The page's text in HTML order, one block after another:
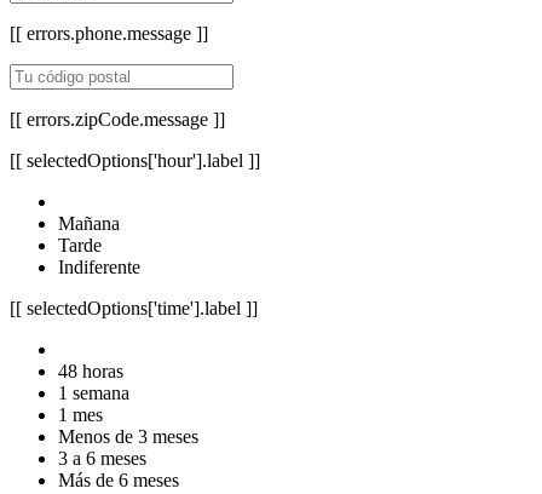
[[ errors.phone.message ]]
[[ errors.zipCode.message ]]
[[ selectedOptions['hour'].label ]]
Mañana
Tarde
Indiferente
[[ selectedOptions['time'].label ]]
48 horas
1 semana
1 mes
Menos de 3 meses
3 a 6 meses
Más de 6 meses